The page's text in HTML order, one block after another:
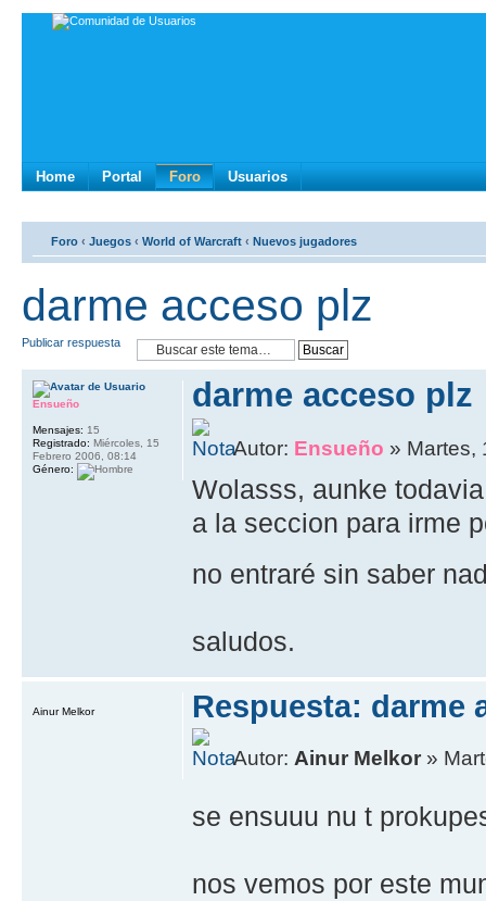
Home Portal Foro Usuarios
Foro ‹ Juegos ‹ World of Warcraft ‹ Nuevos jugadores
darme acceso plz
Publicar respuesta
darme acceso plz
Autor: Ensueño » Martes,
Wolasss, aunke
a la seccion para irme
no entraré sin saber
saludos.
Ensueño
Mensajes: 15
Registrado: Miércoles, 15
Febrero 2006, 08:14
Género:
Respuesta: darme
Autor: Ainur Melkor »
se ensuuu nu t
nos vemos por este
Ainur Melkor